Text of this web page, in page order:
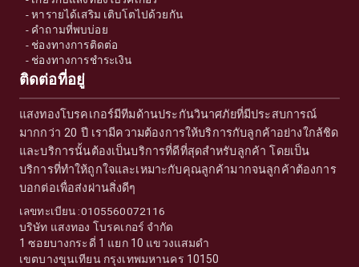
-หารายได้เสริม เติบโตไปด้วยกัน
- คำถามที่พบบ่อย
- ช่องทางการติดต่อ
- ช่องทางการชำระเงิน
ติดต่อที่อยู่
แสงทองโบรคเกอร์มีทีมด้านประกันวินาศภัยที่มีประสบการณ์
มากกว่า 20 ปี เรามีความต้องการให้บริการกับลูกค้าอย่างใกล้ชิด
และบริการนั้นต้องเป็นบริการที่ดีที่สุดสำหรับลูกค้า โดยเป็น
บริการที่ทำให้ถูกใจและเหมาะกับคุณลูกค้ามากจนลูกค้าต้องการ
บอกต่อเพื่อส่งผ่านสิ่งดีๆ
เลขทะเบียน :0105560072116
บริษัท แสงทอง โบรคเกอร์ จำกัด
1 ซอยบางกระดี่ 1 แยก 10 แขวงแสมดำ
เขตบางขุนเทียน กรุงเทพมหานคร 10150